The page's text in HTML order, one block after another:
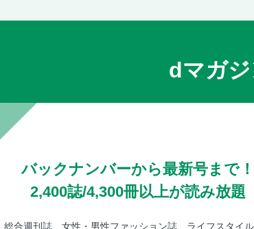
dマガ
バックナンバーから最新号まで！
2,400誌/4,300冊以上が読み放題
総合週刊誌、女性・男性ファッション誌、ライフスタイ